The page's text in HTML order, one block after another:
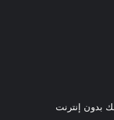
بدون إنترنت